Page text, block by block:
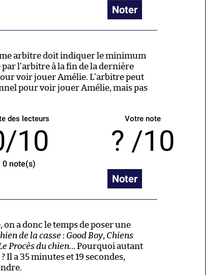
Noter
arbitre doit indiquer le minimum
l’arbitre à la fin de la dernière
voir jouer Amélie. L’arbitre peut
pour voir jouer Amélie, mais pas
des lecteurs
10
0 note(s)
Votre note
/10
Noter
on a donc le temps de poser une
de la casse: Good Boy, Chiens
Procès du chien… Pourquoi autant
Il a 35 minutes et 19 secondes,